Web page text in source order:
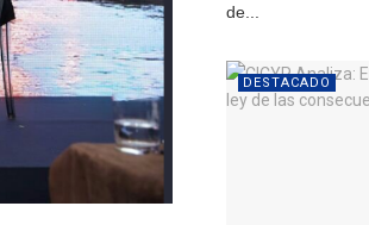
de...
DESTACADO